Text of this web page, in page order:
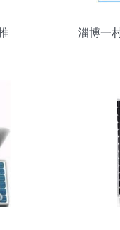
淄博一